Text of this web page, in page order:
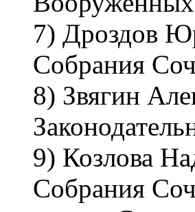
7) Дроздов
Собрания
8) Звягин
9) Козлова
Собрания